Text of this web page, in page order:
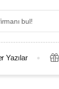
Yazılar